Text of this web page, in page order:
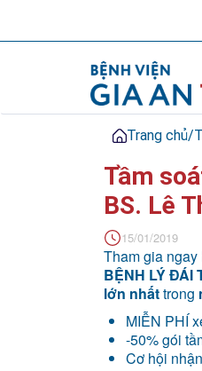
Trang chủ/
Tầm
BS. Lê
15/01/2019
Tham gia ngay
BỆNH LÝ ĐÁI
lớn nhấttrong
MIỄN PHÍ
-50% gói
Cơ hội